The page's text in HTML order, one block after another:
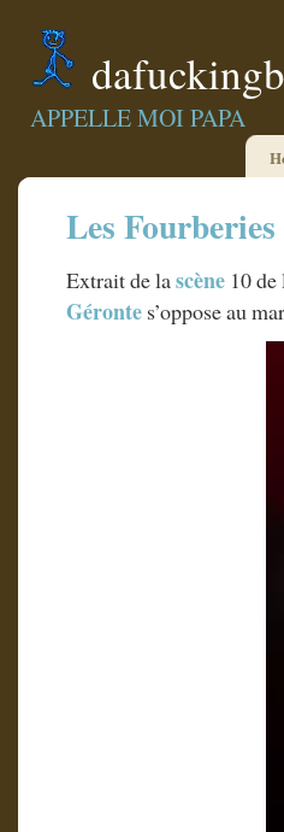
APPELLE MOI PAPA
Les
Extrait de lascène 10 de
Géronte s’oppose au